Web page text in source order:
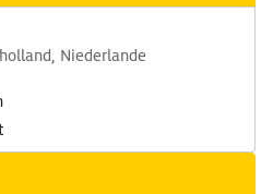
Niederlande